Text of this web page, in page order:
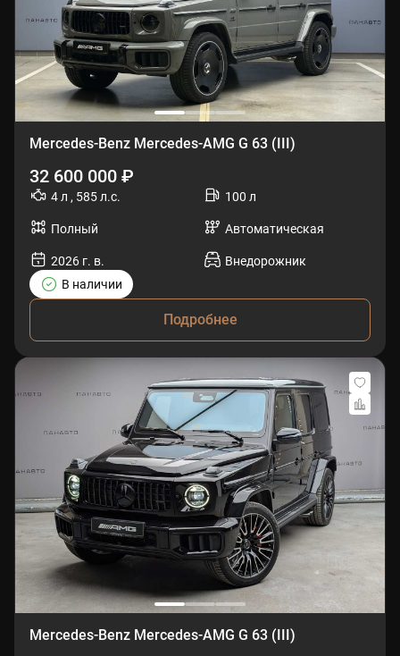
Mercedes-Benz Mercedes-AMG G 63 (III)
32 600 000 ₽
4 л , 585 л.с. 100 л
Полный Автоматическая
2026 г. в.
Внедорожник
В наличии
Подробнее
Mercedes-Benz Mercedes-AMG G 63 (III)